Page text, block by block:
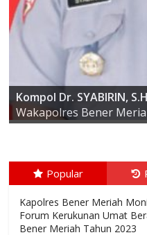
AKBP ARIS CAI DWI
Kapolres Bener Meriah
Kompol Dr. SYABIRIN,
Wakapolres Bener
Popular
Kapolres Bener Meriah
Forum Kerukunan Umat
Bener Meriah Tahun 2023